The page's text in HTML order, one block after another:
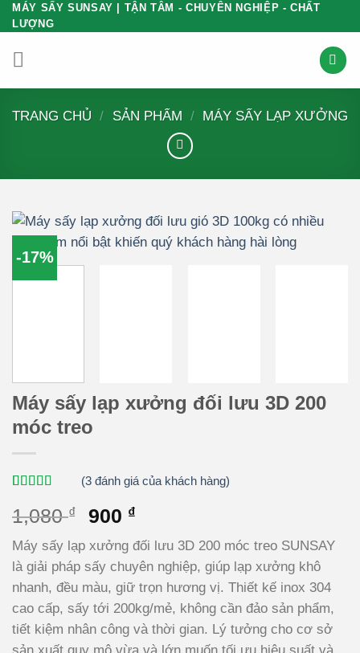
Bỏ
qua
nội
dung
MÁY SẤY SUNSAY | TẬN TÂM - CHUYÊN NGHIỆP - CHẤT
LƯỢNG
TRANG CHỦ / SẢN PHẨM / MÁY SẤY LẠP XƯỞNG
-17%
Máy sấy lạp xưởng đối lưu 3D 200
móc treo
dựa trên
đánh giá
(3đánh giá của khách hàng)
1,080₫
Giá
gốc
là:
1,080 ₫.
900 ₫Giá
hiện
tại
là:
900 ₫.
Máy sấy lạp xưởng đối lưu 3D 200 móc treo SUNSAY
là giải pháp sấy chuyên nghiệp, giúp lạp xưởng khô
nhanh, đều màu, giữ trọn hương vị. Thiết kế inox 304
cao cấp, sấy tới 200kg/mẻ, không cần đảo sản phẩm,
tiết kiệm nhân công và thời gian. Lý tưởng cho cơ sở